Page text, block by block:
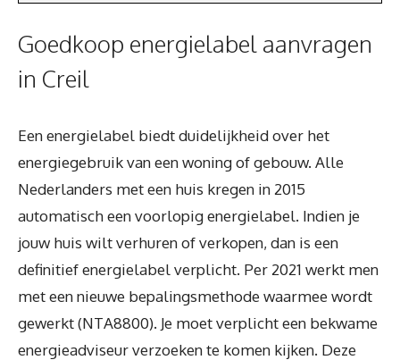
Goedkoop energielabel aanvragen
in Creil
Een energielabel biedt duidelijkheid over het
energiegebruik van een woning of gebouw. Alle
Nederlanders met een huis kregen in 2015
automatisch een voorlopig energielabel. Indien je
jouw huis wilt verhuren of verkopen, dan is een
definitief energielabel verplicht. Per 2021 werkt men
met een nieuwe bepalingsmethode waarmee wordt
gewerkt (NTA8800). Je moet verplicht een bekwame
energieadviseur verzoeken te komen kijken. Deze